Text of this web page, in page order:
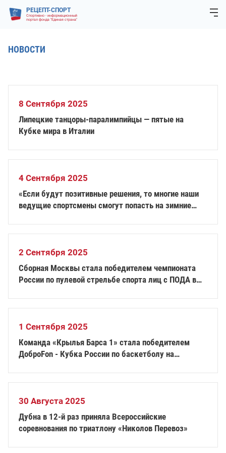
РЕЦЕПТ-СПОРТ
Спортивно - информационный
портал фонда "Единая страна"
НОВОСТИ
8 Сентября 2025
Липецкие танцоры-паралимпийцы — пятые на
Кубке мира в Италии
4 Сентября 2025
«Если будут позитивные решения, то многие наши
ведущие спортсмены смогут попасть на зимние
2 Сентября 2025
Сборная Москвы стала победителем чемпионата
России по пулевой стрельбе спорта лиц с ПОДА в
1 Сентября 2025
Команда «Крылья Барса 1» стала победителем
ДоброFon - Кубка России по баскетболу на
30 Августа 2025
Дубна в 12-й раз приняла Всероссийские
соревнования по триатлону «Николов Перевоз»